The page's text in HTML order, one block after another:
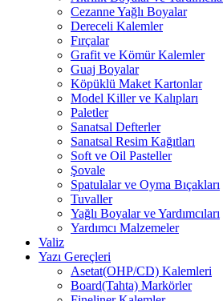
Cezanne Yağlı Boyalar
Dereceli Kalemler
Fırçalar
Grafit ve Kömür Kalemler
Guaj Boyalar
Köpüklü Maket Kartonlar
Model Killer ve Kalıpları
Paletler
Sanatsal Defterler
Sanatsal Resim Kağıtları
Soft ve Oil Pasteller
Şovale
Spatulalar ve Oyma Bıçakları
Tuvaller
Yağlı Boyalar ve Yardımcıları
Yardımcı Malzemeler
Valiz
Yazı Gereçleri
Asetat(OHP/CD) Kalemleri
Board(Tahta) Markörler